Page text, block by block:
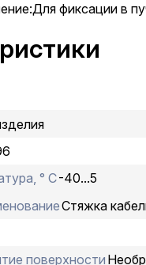
фиксации в
° С-40...5
Стяжка
поверхности